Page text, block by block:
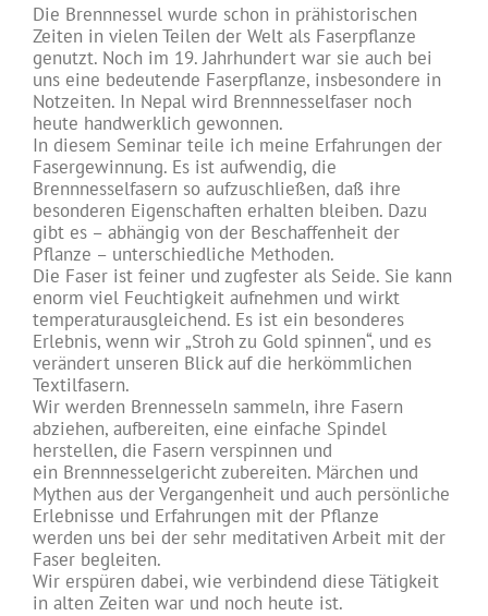
Die Brennnessel wurde schon in prähistorischen
Zeiten in vielen Teilen der Welt als Faserpflanze
genutzt. Noch im 19. Jahrhundert war sie auch bei
uns eine bedeutende Faserpflanze, insbesondere in
Notzeiten. In Nepal wird Brennnesselfaser noch
heute handwerklich gewonnen.
In diesem Seminar teile ich meine Erfahrungen der
Fasergewinnung. Es ist aufwendig, die
Brennnesselfasern so aufzuschließen, daß ihre
besonderen Eigenschaften erhalten bleiben. Dazu
gibt es – abhängig von der Beschaffenheit der
Pflanze – unterschiedliche Methoden.
Die Faser ist feiner und zugfester als Seide. Sie kann
enorm viel Feuchtigkeit aufnehmen und wirkt
temperaturausgleichend. Es ist ein besonderes
Erlebnis, wenn wir „Stroh zu Gold spinnen“, und es
verändert unseren Blick auf die herkömmlichen
Textilfasern.
Wir werden Brennesseln sammeln, ihre Fasern
abziehen, aufbereiten, eine einfache Spindel
herstellen, die Fasern verspinnen und
ein Brennnesselgericht zubereiten. Märchen und
Mythen aus der Vergangenheit und auch persönliche
Erlebnisse und Erfahrungen mit der Pflanze
werden uns bei der sehr meditativen Arbeit mit der
Faser begleiten.
Wir erspüren dabei, wie verbindend diese Tätigkeit
in alten Zeiten war und noch heute ist.